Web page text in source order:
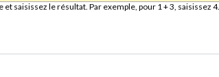
saisissez le résultat. Par exemple, pour 1 + 3, saisissez 4.